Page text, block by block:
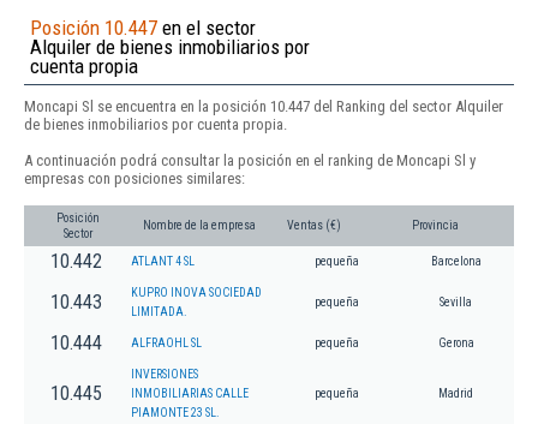
Posición 10.447 en el sector
Alquiler de bienes inmobiliarios por
cuenta propia
Moncapi Sl se encuentra en la posición 10.447 del Ranking del sector Alquiler
de bienes inmobiliarios por cuenta propia.
A continuación podrá consultar la posición en el ranking de Moncapi Sl y
empresas con posiciones similares:
Posición
Sector
Nombre de la empresa Ventas (€) Provincia
10.442 ATLANT 4 SL pequeña Barcelona
10.443
KUPRO INOVA SOCIEDAD
LIMITADA.
pequeña Sevilla
10.444 ALFRAOHL SL pequeña Gerona
10.445
INVERSIONES
INMOBILIARIAS CALLE
PIAMONTE 23 SL.
pequeña Madrid